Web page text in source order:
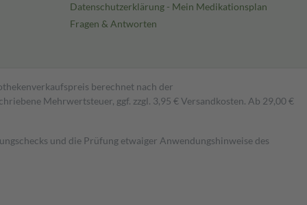
Datenschutzerklärung - Mein Medikationsplan
Fragen & Antworten
berechnet nach der
Mehrwertsteuer, ggf. zzgl. 3,95 € Versandkosten. Ab 29,00 €
und die Prüfung etwaiger Anwendungshinweise des